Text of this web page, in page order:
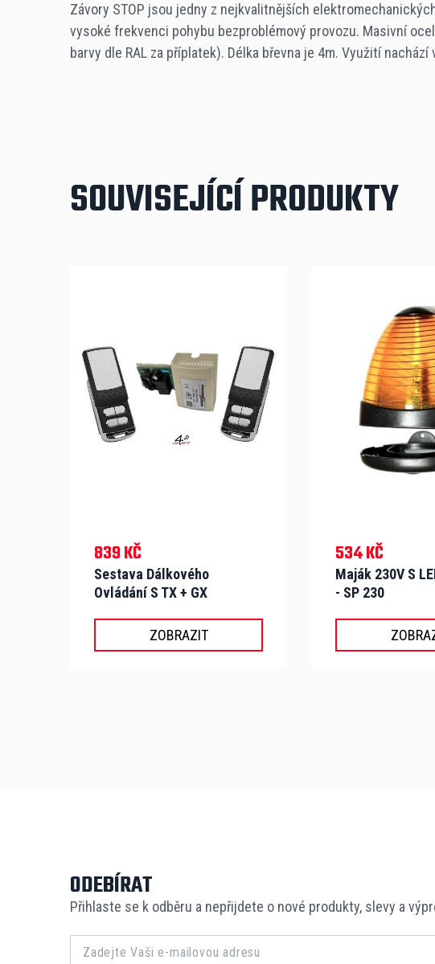
Závory STOP jsou jedny z nejkvalitnějších
vysoké frekvenci pohybu bezproblémový provozu. Masivní
barvy dle RAL za příplatek). Délka břevna je 4m. Využití
Max. příkon
350 W
230 V
SOUVISEJÍCÍ PRODUKTY
839 KČ
Sestava Dálkového
Ovládání S TX + GX
ZOBRAZIT
534 KČ
Maják 230V S
- SP 230
ODEBÍRAT
Přihlaste se k odběru a nepřijdete o nové produkty, slevy a